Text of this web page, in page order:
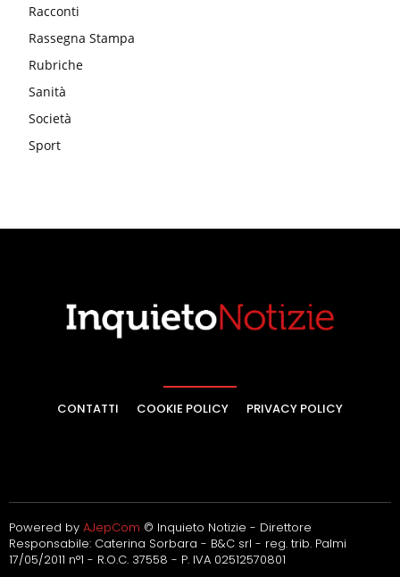
Racconti
Rassegna Stampa
Rubriche
Sanità
Società
Sport
CONTATTI COOKIE POLICY PRIVACY POLICY
Powered by AJepCom © Inquieto Notizie - Direttore
Responsabile: Caterina Sorbara - B&C srl - reg. trib. Palmi
17/05/2011 n°1 - R.O.C. 37558 - P. IVA 02512570801